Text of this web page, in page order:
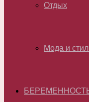
Отдых
Мода и